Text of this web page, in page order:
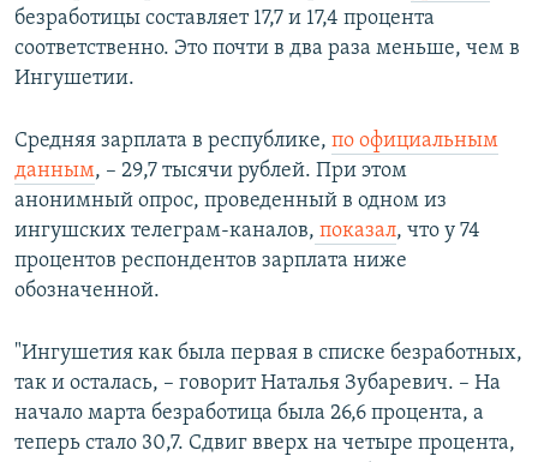
безработицы составляет 17,7 и 17,4 процента
соответственно. Это почти в два раза меньше, чем в
Ингушетии.
Средняя зарплата в республике, по официальным
данным, – 29,7 тысячи рублей. При этом
анонимный опрос, проведенный в одном из
ингушских телеграм-каналов, показал, что у 74
процентов респондентов зарплата ниже
обозначенной.
"Ингушетия как была первая в списке безработных,
так и осталась, – говорит Наталья Зубаревич. – На
начало марта безработица была 26,6 процента, а
теперь стало 30,7. Сдвиг вверх на четыре процента,